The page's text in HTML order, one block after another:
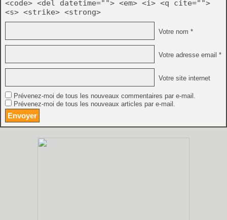
<code> <del datetime=""> <em> <i> <q cite="">
<s> <strike> <strong>
Votre nom *
Votre adresse email *
Votre site internet
Prévenez-moi de tous les nouveaux commentaires par e-mail.
Prévenez-moi de tous les nouveaux articles par e-mail.